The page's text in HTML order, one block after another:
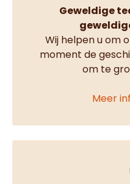
Geweldige
Wij helpen u om
moment de
om te
Meer